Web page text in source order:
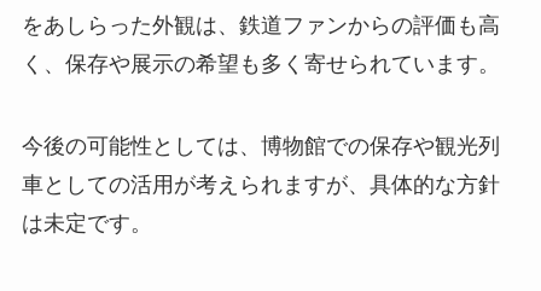
をあしらった外観は、鉄道ファンからの評価も高
く、保存や展示の希望も多く寄せられています。
今後の可能性としては、博物館での保存や観光列
車としての活用が考えられますが、具体的な方針
は未定です。